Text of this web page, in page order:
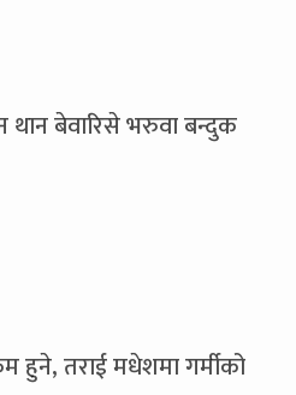
थान बेवारिसे भरुवा बन्दुक
हुने, तराई मधेशमा गर्मीको